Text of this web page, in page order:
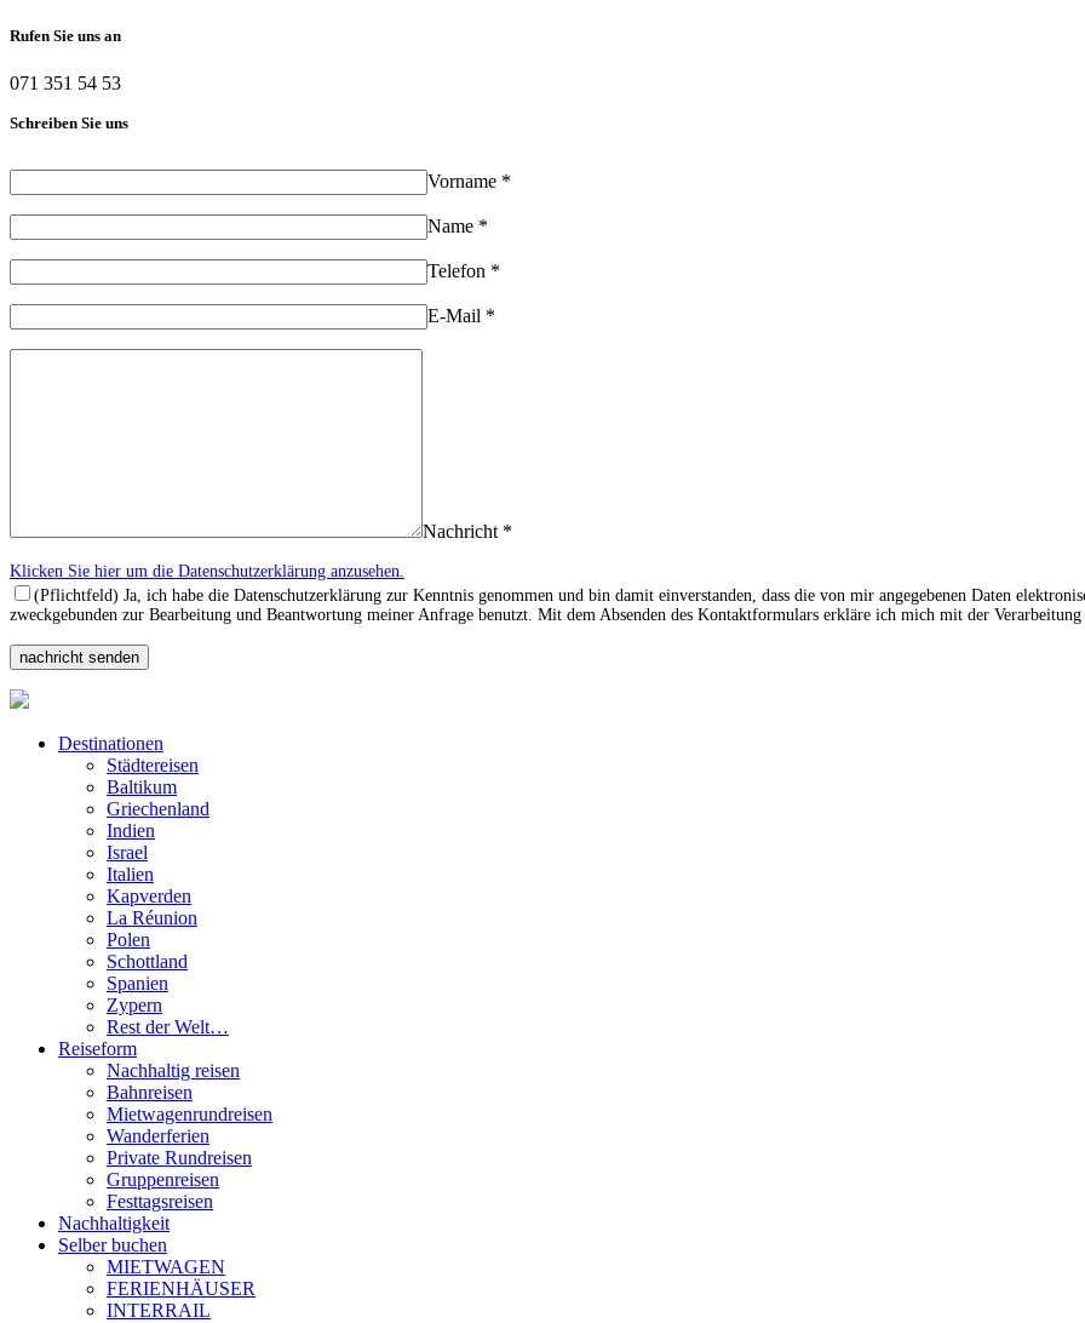
Rufen Sie uns an
071 351 54 53
Schreiben Sie uns
Vorname *
Name *
Telefon *
E-Mail *
Nachricht *
Klicken Sie hier um die Datenschutzerklärung anzusehen.
(Pflichtfeld) Ja, ich habe die Datenschutzerklärung zur Kenntnis genommen und bin damit einverstanden, dass die von mir angegebenen Daten
zweckgebunden zur Bearbeitung und Beantwortung meiner Anfrage benutzt. Mit dem Absenden des Kontaktformulars erkläre ich mich mit der Verarbeitung
Destinationen
Städtereisen
Baltikum
Griechenland
Indien
Israel
Italien
Kapverden
La Réunion
Polen
Schottland
Spanien
Zypern
Rest der Welt…
Reiseform
Nachhaltig reisen
Bahnreisen
Mietwagenrundreisen
Wanderferien
Private Rundreisen
Gruppenreisen
Festtagsreisen
Nachhaltigkeit
Selber buchen
MIETWAGEN
FERIENHÄUSER
INTERRAIL